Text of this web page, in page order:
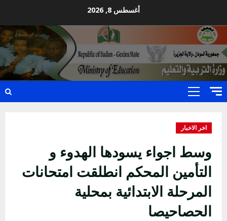
content
أغسطس 8, 2026
Primary
اخر الاخبار
وسط اجواء يسودها الهدوء و
التأمين المحكم انطلقت امتحانات
المرحلة الابتدائية بمحلية
الحصاحيصا